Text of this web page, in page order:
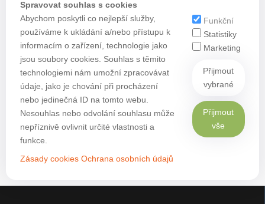
Spravovat souhlas s cookies
Abychom poskytli co nejlepší služby,
používáme k ukládání a/nebo přístupu k
informacím o zařízení, technologie jako
jsou soubory cookies. Souhlas s těmito
technologiemi nám umožní zpracovávat
údaje, jako je chování při procházení
nebo jedinečná ID na tomto webu.
Nesouhlas nebo odvolání souhlasu může
nepříznivě ovlivnit určité vlastnosti a
funkce.
Zásady cookies Ochrana osobních údajů
Funkční
Statistiky
Marketing
Přijmout
vybrané
Přijmout
vše